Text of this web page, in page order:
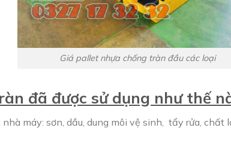
Giá pallet nhựa chống tràn đầu các loại
đã được sử dụng như thế
máy: sơn, dầu, dung môi vệ sinh, tẩy rửa, chất